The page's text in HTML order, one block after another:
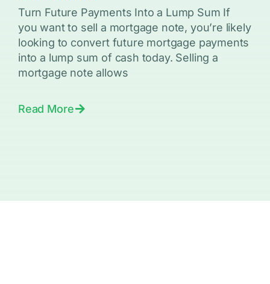
Turn Future Payments Into a Lump Sum If
you want to sell a mortgage note, you’re likely
looking to convert future mortgage payments
into a lump sum of cash today. Selling a
mortgage note allows
Read More